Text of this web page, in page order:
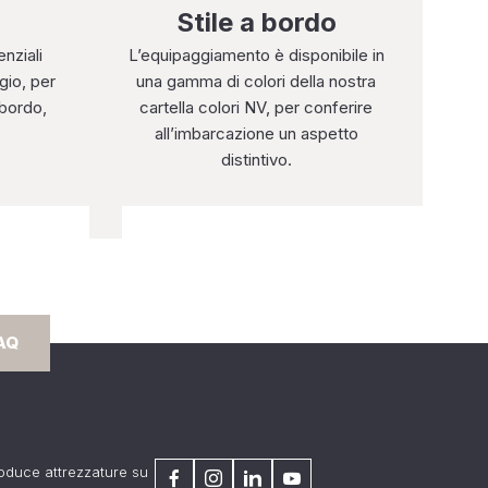
per
Stile a bordo
L’equipaggiamento è disponibile in
una gamma di colori della nostra
cartella colori NV, per conferire
all’imbarcazione un aspetto
distintivo.
attrezzature su